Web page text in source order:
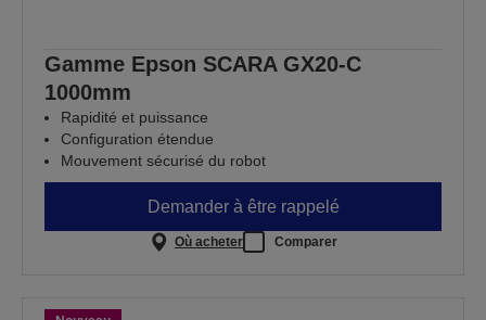
Gamme Epson SCARA GX20-C
1000mm
Rapidité et puissance
Configuration étendue
Mouvement sécurisé du robot
Demander à être rappelé
Où acheter Comparer